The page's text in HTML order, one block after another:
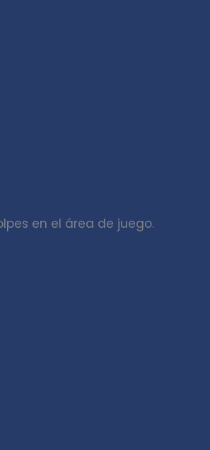
en el área de juego.